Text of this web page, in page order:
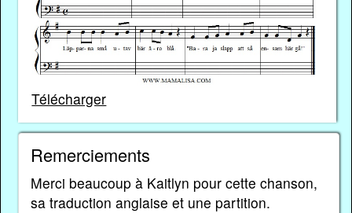
Télécharger
Remerciements
Merci beaucoup à Kaitlyn pour cette chanson,
sa traduction anglaise et une partition.